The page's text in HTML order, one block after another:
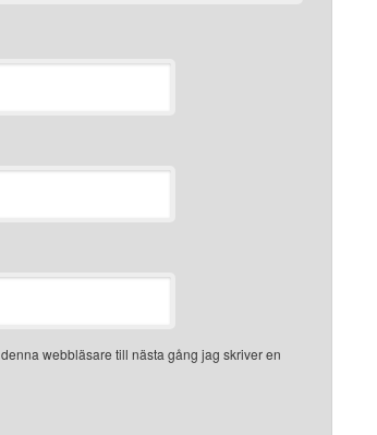
webbläsare till nästa gång jag skriver en